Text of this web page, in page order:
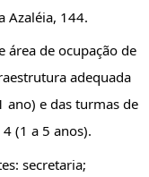
Azaléia, 144.
área de ocupação de
adequada
ano) e das turmas de
(1 a 5 anos).
secretaria;